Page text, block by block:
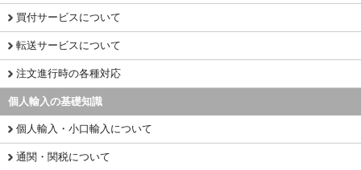
買付サービスについて
転送サービスについて
注文進行時の各種対応
個人輸入の基礎知識
個人輸入・小口輸入について
通関・関税について